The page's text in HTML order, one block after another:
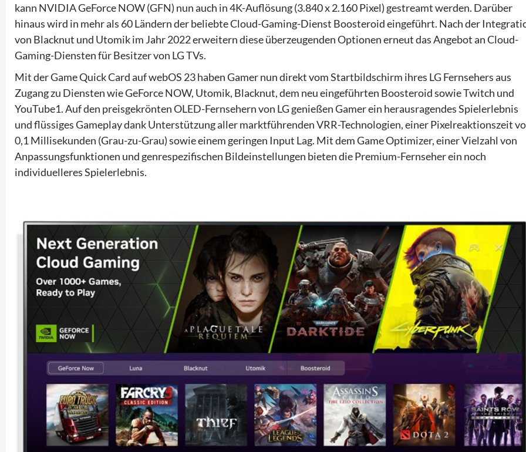
kann NVIDIA GeForce NOW (GFN) nun auch in 4K-Auflösung (3.840 x 2.160 Pixel) gestreamt werden. Darüber
hinaus wird in mehr als 60 Ländern der beliebte Cloud-Gaming-Dienst Boosteroid eingeführt. Nach der
von Blacknut und Utomik im Jahr 2022 erweitern diese überzeugenden Optionen erneut das Angebot an Cloud-
Gaming-Diensten für Besitzer von LG TVs.
Mit der Game Quick Card auf webOS 23 haben Gamer nun direkt vom Startbildschirm ihres LG Fernsehers aus
Zugang zu Diensten wie GeForce NOW, Utomik, Blacknut, dem neu eingeführten Boosteroid sowie Twitch und
YouTube1. Auf den preisgekrönten OLED-Fernsehern von LG genießen Gamer ein herausragendes Spielerlebnis
und flüssiges Gameplay dank Unterstützung aller marktführenden VRR-Technologien, einer Pixelreaktionszeit
0,1 Millisekunden (Grau-zu-Grau) sowie einem geringen Input Lag. Mit dem Game Optimizer, einer Vielzahl von
Anpassungsfunktionen und genrespezifischen Bildeinstellungen bieten die Premium-Fernseher ein noch
individuelleres Spielerlebnis.